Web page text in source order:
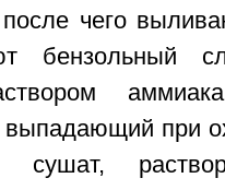
после чего
бензольный
выпадающий при
сушат,